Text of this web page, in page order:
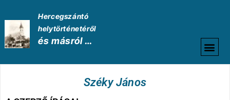
Hercegszántó
helytörténetéről
és másról …
Széky János